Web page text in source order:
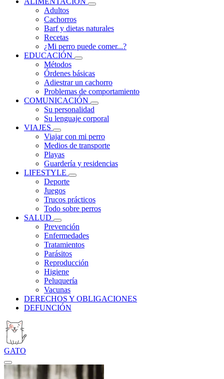
Adultos
Cachorros
Barf y dietas naturales
Recetas
¿Mi perro puede comer...?
EDUCACIÓN
Métodos
Órdenes básicas
Adiestrar un cachorro
Problemas de comportamiento
COMUNICACIÓN
Su personalidad
Su lenguaje corporal
VIAJES
Viajar con mi perro
Medios de transporte
Playas
Guardería y residencias
LIFESTYLE
Deporte
Juegos
Trucos prácticos
Todo sobre perros
SALUD
Prevención
Enfermedades
Tratamientos
Parásitos
Reproducción
Higiene
Peluquería
Vacunas
DERECHOS Y OBLIGACIONES
DEFUNCIÓN
GATO